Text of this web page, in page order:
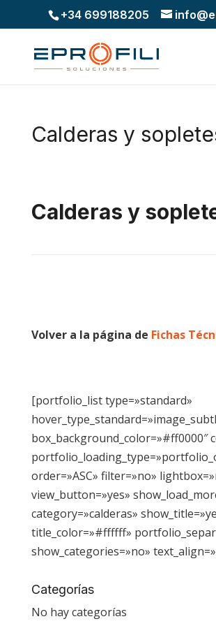
+34 699188205
Calderas y
Calderas y
Volver a la página de Fichas
[portfolio_list type=»standard»
box_background_color=»#ff0000″
order=»ASC» filter=»no»
view_button=»yes»
category=»calderas»
title_color=»#ffffff»
show_categories=»no»
Categorías
No hay categorías